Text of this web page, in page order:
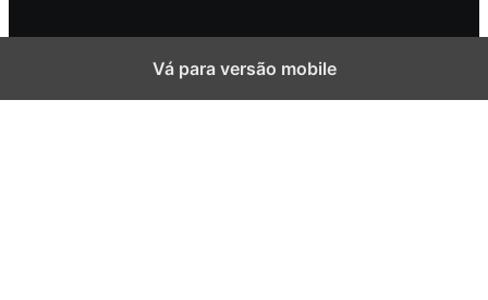
Vá para versão mobile